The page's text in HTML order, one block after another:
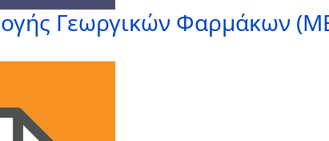
Γεωργικών Φαρμάκων